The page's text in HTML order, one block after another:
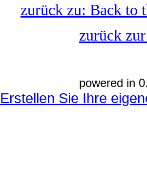
zurück zu: Back to
zurück
powered in
Erstellen Sie Ihre